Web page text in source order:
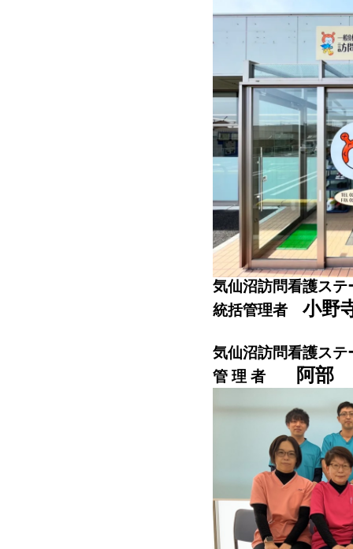
気仙沼訪問看護ス
統括管理者 小野
気仙沼訪問看護ステ
管 理 者
阿部